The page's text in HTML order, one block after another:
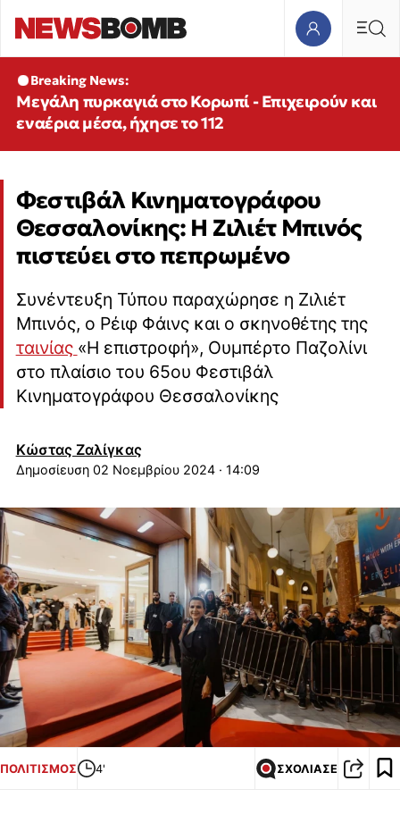
Breaking News:
Μεγάλη πυρκαγιά στο Κορωπί - Επιχειρούν και
εναέρια μέσα, ήχησε το 112
Φεστιβάλ Κινηματογράφου
Θεσσαλονίκης: Η Zιλιέτ Μπινός
πιστεύει στο πεπρωμένο
Συνέντευξη Τύπου παραχώρησε η Zιλιέτ
Μπινός, ο Ρέιφ Φάινς και ο σκηνοθέτης της
ταινίας «Η επιστροφή», Ουμπέρτο Παζολίνι
στο πλαίσιο του 65ου Φεστιβάλ
Κινηματογράφου Θεσσαλονίκης
Κώστας Ζαλίγκας
02 Νοεμβρίου 2024 · 14:09
ΠΟΛΙΤΙΣΜΟΣ 4' ΣΧΟΛΙΑΣΕ